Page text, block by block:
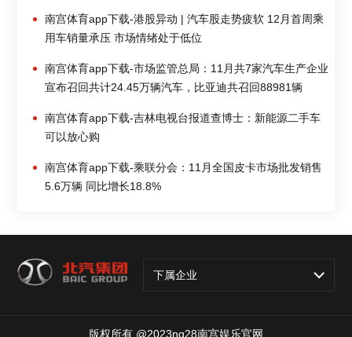
南宫体育app下载-港股异动 | 汽车股走势疲软 12月首周乘
用车销量承压 市场情绪处于低位
南宫体育app下载-市场监管总局：11月共7家汽车生产企业
宣布召回共计24.45万辆汽车，比亚迪共召回88981辆
南宫体育app下载-吉林电视台报道查博士：新能源二手车
可以放心购
南宫体育app下载-乘联分会：11月全国皮卡市场批发销售
5.6万辆 同比增长18.8%
下属企业
版权所有 @2023ng28南宫娱乐官网